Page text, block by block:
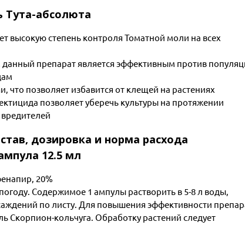
Тута-абсолюта
высокую степень контроля Томатной моли на всех
препарат является эффективным против
позволяет избавится от клещей на растениях
позволяет уберечь культуры на протяжении
дозировка и норма расхода
12.5 мл
20%
Содержимое 1 ампулы растворить в 5-8 л воды,
по листу. Для повышения эффективности
Скорпион-кольчуга. Обработку растений следует